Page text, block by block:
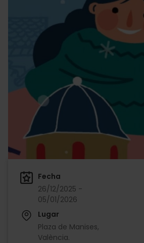
Fecha
26/12/2025 -
05/01/2026
Lugar
Plaza de Manises,
València.